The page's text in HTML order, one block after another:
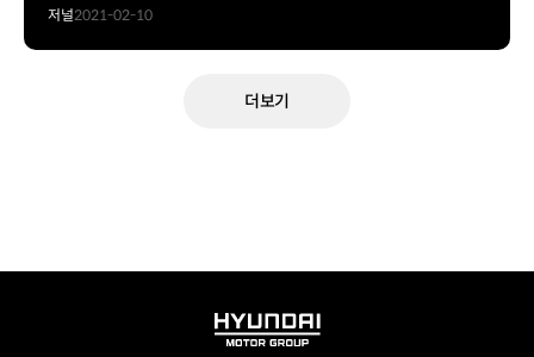
저널2021-02-10
더보기
HYUNDAI